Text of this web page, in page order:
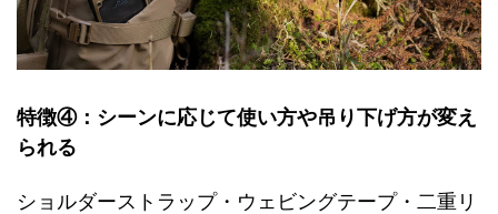
特徴④：シーンに応じて使い方や吊り下げ方が変え
られる
ショルダーストラップ・ウェビングテープ・二重リ